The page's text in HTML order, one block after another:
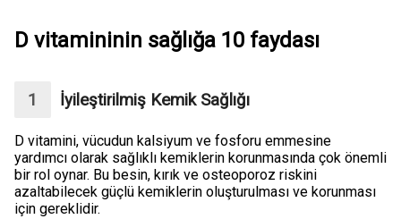
D vitamininin sağlığa 10 faydası
İyileştirilmiş Kemik Sağlığı
D vitamini, vücudun kalsiyum ve fosforu emmesine
yardımcı olarak sağlıklı kemiklerin korunmasında çok önemli
bir rol oynar. Bu besin, kırık ve osteoporoz riskini
azaltabilecek güçlü kemiklerin oluşturulması ve korunması
için gereklidir.